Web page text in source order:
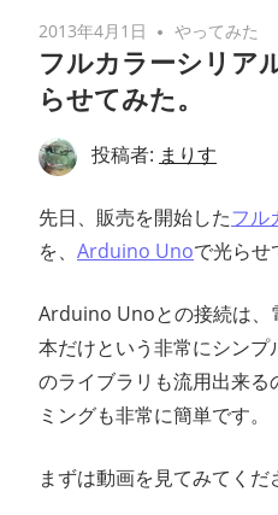
2013年4月1日 やってみた
フルカラーシリア
らせてみた。
投稿者: まりす
先日、販売を開始したフル
を、 Arduino Unoで光らせ
Arduino Unoとの接続は、
本だけという非常にシン
のライブラリも流用出来
ミングも非常に簡単です。
まずは動画を見てみてくだ